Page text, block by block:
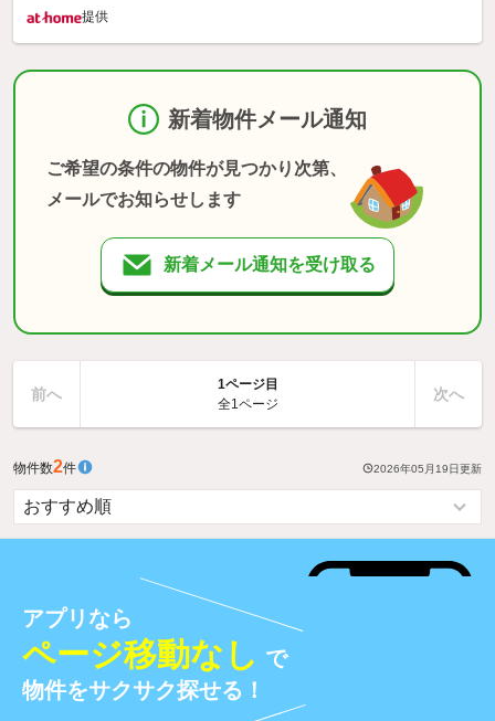
提供
新着物件メール通知
ご希望の条件の物件が見つかり次第、
メールでお知らせします
新着メール通知を受け取る
前へ
1ページ目
全1ページ
次へ
物件数2件 2026年05月19日更新
アプリなら
ページ移動なし で
物件をサクサク探せる！